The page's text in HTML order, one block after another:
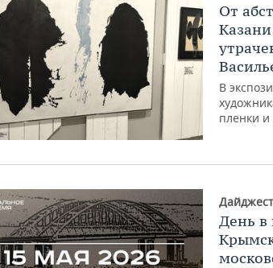
От
В
пленки и
Дайджест
День в